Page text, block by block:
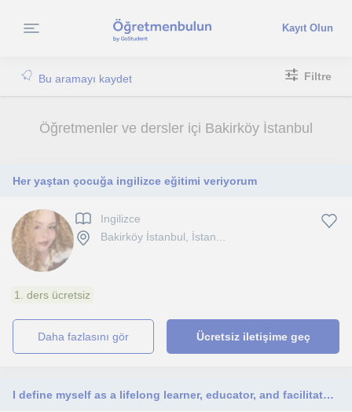
Kayıt Olun
Bu aramayı kaydet Filtre
Öğretmenler ve dersler içi Bakirköy İstanbul
Her yaştan çocuğa ingilizce eğitimi veriyorum
Ingilizce
Bakirköy İstanbul, İstan...
1. ders ücretsiz
daha fazlasını gör Ücretsiz iletişime geç
I define myself as a lifelong learner, educator, and facilitator of meaningful communication. My classes are for every individual.